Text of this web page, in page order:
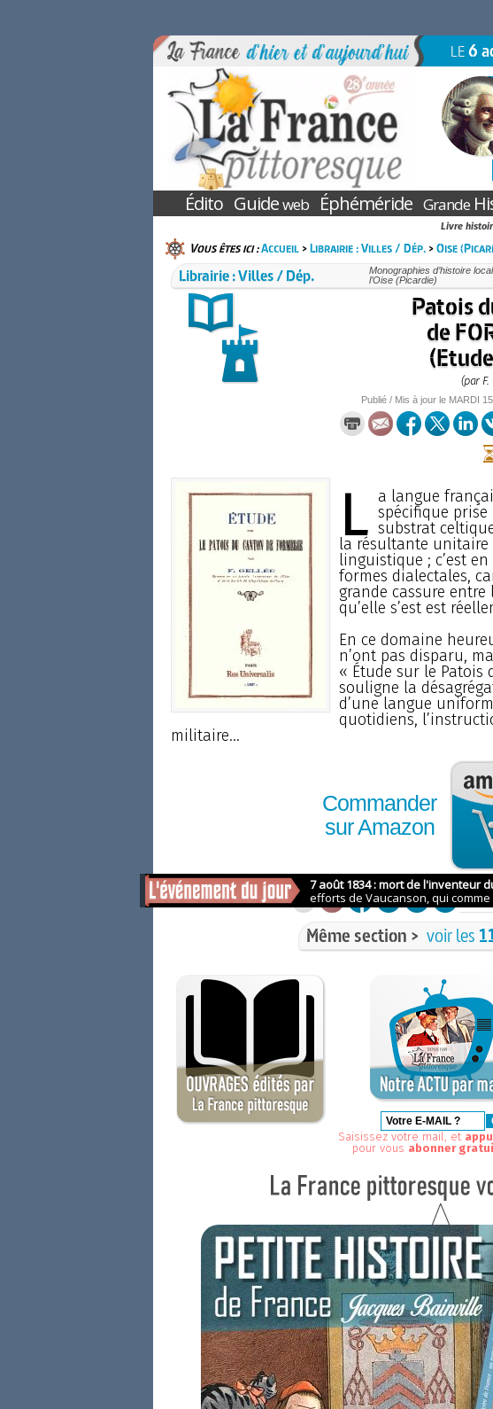
LE6
Édito Guideweb Éphéméride Grande
Livre
Vous êtes ici :Accueil>Librairie : Villes / Dép.>Oise
Librairie : Villes / Dép.
Monographies d’histoire
l’Oise (Picardie)
Patois
de
(par F.
Publié / Mis à jour le MARDI
L a langue
spécifique
substrat
la résultante unitaire
linguistique ; c’est
formes dialectales,
grande cassure entre
qu’elle s’est est
En ce domaine
n’ont pas disparu,
« Étude sur le Patois
souligne la
d’une langue
quotidiens,
militaire...
Commander
sur Amazon
Même section > voir les
Saisissez votre mail, et
pour vous abonner